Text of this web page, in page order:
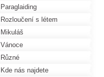
Paraglaiding
Rozloučení s létem
Mikuláš
Vánoce
Různé
Kde nás najdete